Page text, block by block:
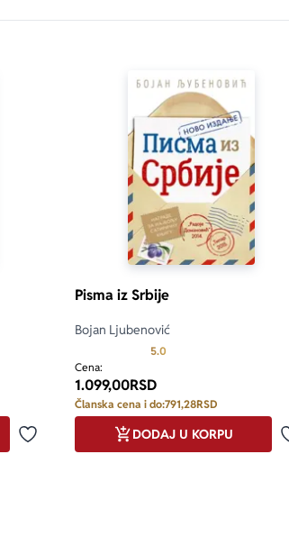
Dodaj u omiljene
Pisma iz Srbije
Bojan Ljubenović
5.0
Cena:
1.099,00RSD
Članska cena i do:791,28RSD
DODAJ U KORPU